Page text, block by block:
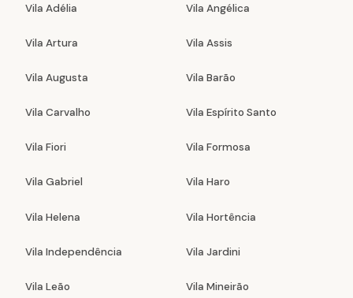
Vila Adélia Vila Angélica
Vila Artura Vila Assis
Vila Augusta Vila Barão
Vila Carvalho Vila Espírito Santo
Vila Fiori Vila Formosa
Vila Gabriel Vila Haro
Vila Helena Vila Hortência
Vila Independência Vila Jardini
Vila Leão Vila Mineirão